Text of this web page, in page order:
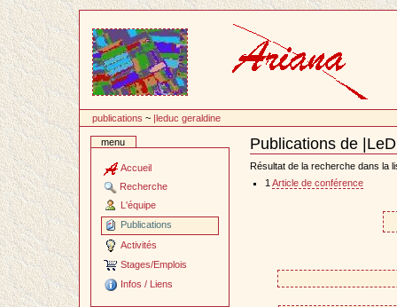
contenu
publications ~ |leduc geraldine
menu
Accueil
Recherche
L'équipe
Publications
Activités
Stages/Emplois
Infos / Liens
Publications de
Document
Actions
Résultat de la recherche dans la
1 Article de conférence